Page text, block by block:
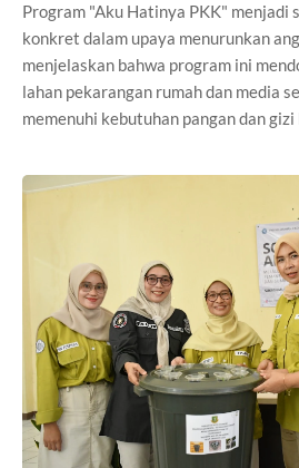
Program "Aku Hatinya PKK" menjadi
konkret dalam upaya menurunkan
menjelaskan bahwa program ini
lahan pekarangan rumah dan media
memenuhi kebutuhan pangan dan